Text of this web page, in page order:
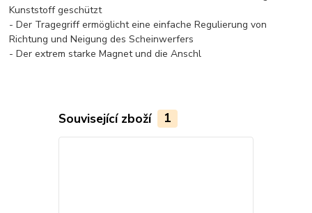
Kunststoff geschützt
- Der Tragegriff ermöglicht eine einfache Regulierung von
Richtung und Neigung des Scheinwerfers
- Der extrem starke Magnet und die Anschl
Související zboží 1